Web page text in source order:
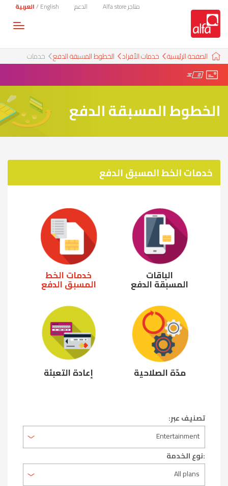
English
/العربية الدعم متاجر Alfa store
الصفحة الرئيسية
خدمات الأفراد الخطوط المسبقة الدفع خدمات
الخطوط المسبقة الدفع
خدمات الخط المسبق الدفع
الباقات
المسبقة الدفع
خدمات الخط
المسبق الدفع
مدّة الصلاحية إعادة التعبئة
تصنيف عبر:
:نوع الخدمة